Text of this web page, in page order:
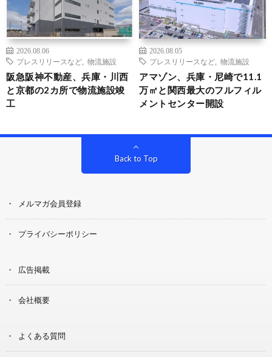
2026.08.06
プレスリリースなど
物流施設
阪急阪神不動産、兵庫・川西
と京都の2カ所で物流施設竣
工
2026.08.05
プレスリリースなど
物流施設
アマゾン、兵庫・尼崎で11.1
万㎡と関西最大のフルフィル
メントセンター開設
Back to Top
メルマガ会員登録
プライバシーポリシー
広告掲載
会社概要
よくある質問